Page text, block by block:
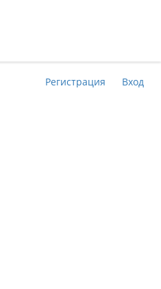
Регистрация Вход